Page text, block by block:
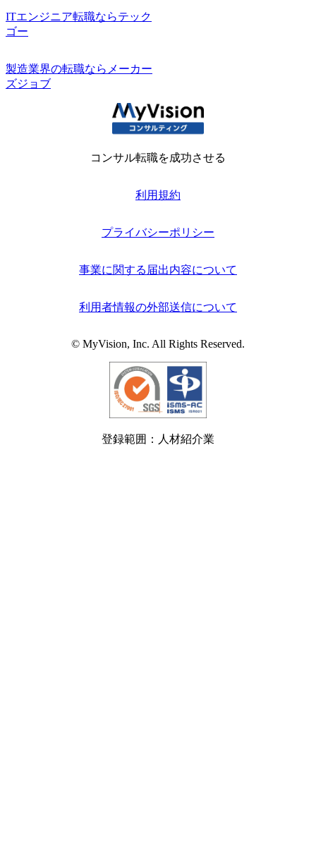
ITエンジニア転職ならテック
ゴー
製造業界の転職ならメーカー
ズジョブ
コンサル転職を成功させる
利用規約
プライバシーポリシー
事業に関する届出内容について
利用者情報の外部送信について
© MyVision, Inc. All Rights Reserved.
登録範囲：人材紹介業